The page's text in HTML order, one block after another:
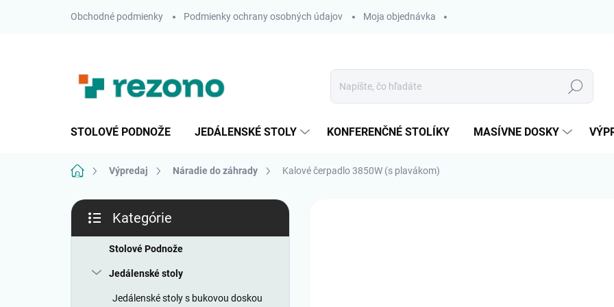
Obchodné podmienky Podmienky ochrany osobných údajov Moja objednávka
Hľadať
STOLOVÉ PODNOŽE JEDÁLENSKÉ STOLY KONFERENČNÉ STOLÍKY MASÍVNE DOSKY
DomovVýpredaj Náradie do záhrady Kalové čerpadlo 3850W (s plavákom)
B
č
kategórie
Kategórie
Stolové Podnože
Jedálenské stoly
Jedálenské stoly s bukovou doskou